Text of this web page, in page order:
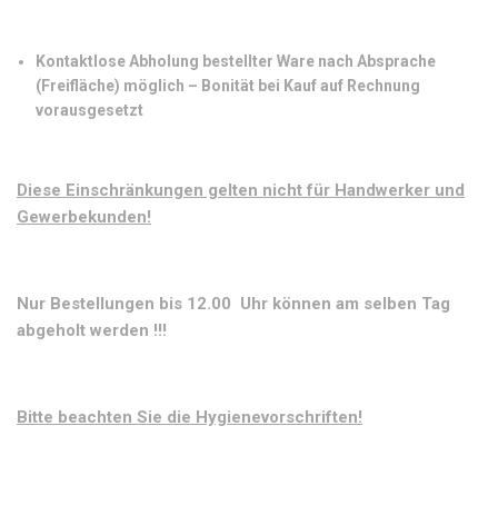
Kontaktlose Abholung bestellter Ware nach Absprache
(Freifläche) möglich – Bonität bei Kauf auf Rechnung
vorausgesetzt
Diese Einschränkungen gelten nicht für Handwerker und
Gewerbekunden!
Nur Bestellungen bis 12.00 Uhr können am selben Tag
abgeholt werden !!!
Bitte beachten Sie die Hygienevorschriften!